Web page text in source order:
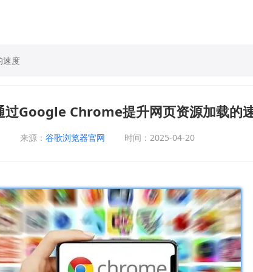
速度
过Google Chrome提升网页资源加载的
来源： 谷歌浏览器官网 时间：2025-04-20